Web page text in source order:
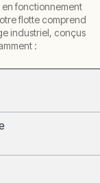
fonctionnement
flotte comprend
industriel, conçus
: